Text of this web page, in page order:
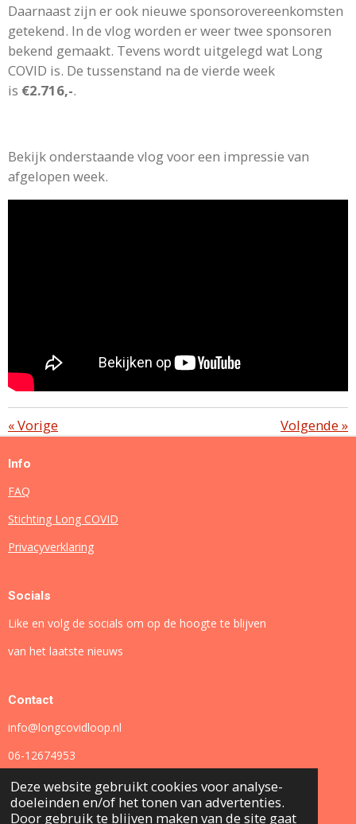
Deze website gebruikt cookies voor analyse-
doeleinden en/of het tonen van advertenties.
Door gebruik te blijven maken van de site gaat
Daarnaast zijn er ook nieuwe sponsorovereenkomsten
getekend. In de vlog worden er weer twee sponsoren
bekend gemaakt. Tevens wordt uitgelegd wat Long
COVID is. De tussenstand na de vierde week
is €2.716,-.
Bekijk onderstaande vlog voor een impressie van
afgelopen week.
«Vorige Volgende»
Info
FAQ
Stichting Long COVID
Privacyverklaring
Socials
Like en volg de socials om op de hoogte te blijven
van het laatste nieuws
Contact
info@longcovidloop.nl
06-12674953
F
I
L
Y